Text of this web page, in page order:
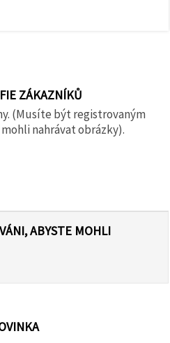
ZÁKAZNÍKŮ
(Musíte být registrovaným
nahrávat obrázky).
ABYSTE MOHLI